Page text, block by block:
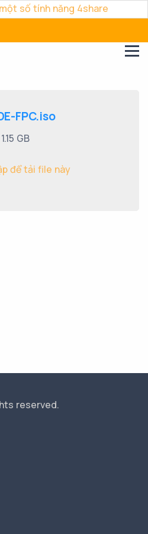
số tính năng 4share
FPC.iso
1.15 GB
để tải file này
reserved.